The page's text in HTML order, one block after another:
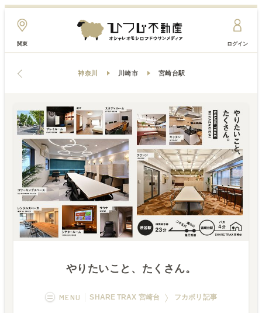
関東 ログイン
神奈川 川崎市 宮崎台駅
やりたいこと、たくさん。
MENU SHARE TRAX 宮崎台 フカボリ記事